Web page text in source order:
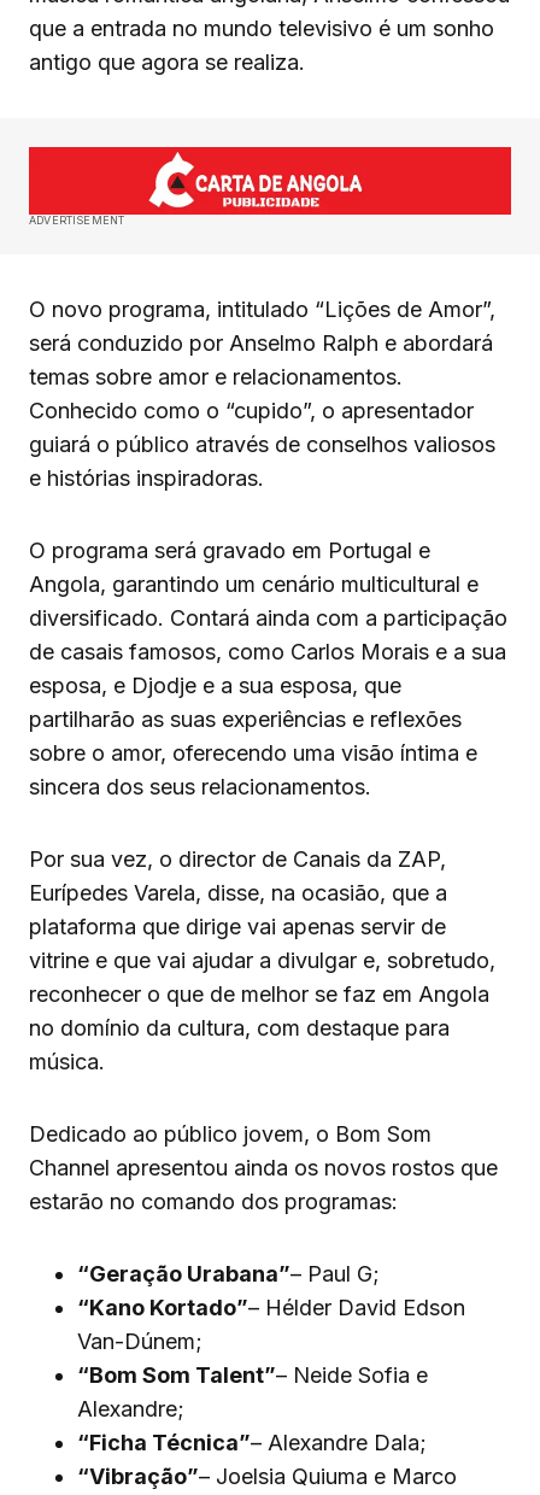
que a entrada no mundo televisivo é um sonho
antigo que agora se realiza.
ADVERTISEMENT
O novo programa, intitulado “Lições de Amor”,
será conduzido por Anselmo Ralph e abordará
temas sobre amor e relacionamentos.
Conhecido como o “cupido”, o apresentador
guiará o público através de conselhos valiosos
e histórias inspiradoras.
O programa será gravado em Portugal e
Angola, garantindo um cenário multicultural e
diversificado. Contará ainda com a participação
de casais famosos, como Carlos Morais e a sua
esposa, e Djodje e a sua esposa, que
partilharão as suas experiências e reflexões
sobre o amor, oferecendo uma visão íntima e
sincera dos seus relacionamentos.
Por sua vez, o director de Canais da ZAP,
Eurípedes Varela, disse, na ocasião, que a
plataforma que dirige vai apenas servir de
vitrine e que vai ajudar a divulgar e, sobretudo,
reconhecer o que de melhor se faz em Angola
no domínio da cultura, com destaque para
música.
Dedicado ao público jovem, o Bom Som
Channel apresentou ainda os novos rostos que
estarão no comando dos programas:
“Geração Urabana”– Paul G;
“Kano Kortado”– Hélder David Edson
Van-Dúnem;
“Bom Som Talent”– Neide Sofia e
Alexandre;
“Ficha Técnica”– Alexandre Dala;
“Vibração”– Joelsia Quiuma e Marco